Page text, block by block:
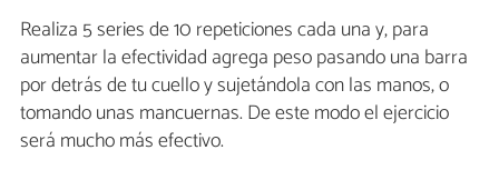
Realiza 5 series de 10 repeticiones cada una y, para
aumentar la efectividad agrega peso pasando una barra
por detrás de tu cuello y sujetándola con las manos, o
tomando unas mancuernas. De este modo el ejercicio
será mucho más efectivo.